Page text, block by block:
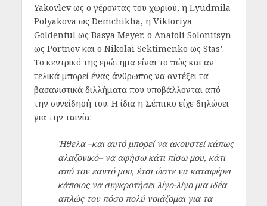
Yakovlev ως ο γέροντας του χωριού, η Lyudmila
Polyakova ως Demchikha, η Viktoriya
Goldentul ως Basya Meyer, ο Anatoli Solonitsyn
ως Portnov και ο Nikolai Sektimenko ως Stas’.
Το κεντρικό της ερώτημα είναι το πώς και αν
τελικά μπορεί ένας άνθρωπος να αντέξει τα
βασανιστικά διλλήματα που υποβάλλονται από
την συνείδησή του. Η ίδια η Σέπιτκο είχε δηλώσει
για την ταινία:
Ήθελα –και αυτό μπορεί να ακουστεί κάπως
αλαζονικό– να αφήσω κάτι πίσω μου, κάτι
από τον εαυτό μου, έτσι ώστε να καταφέρει
κάποιος να συγκροτήσει λίγο-λίγο μια ιδέα
απλώς του πόσο πολύ νοιάζομαι για τα